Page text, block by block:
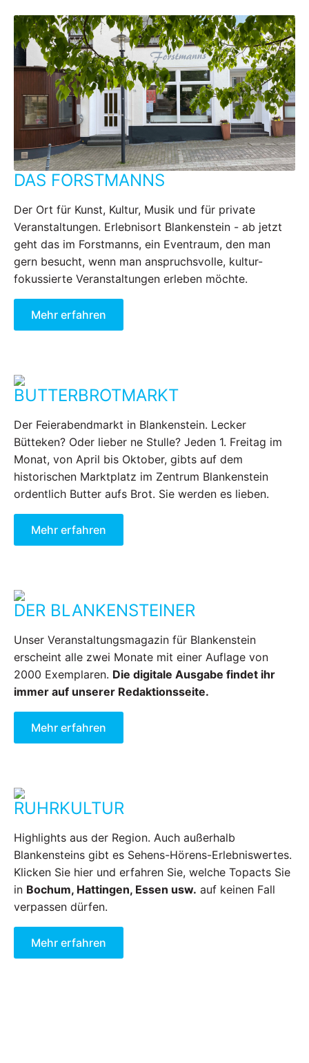
DAS FORSTMANNS
Der Ort für Kunst, Kultur, Musik und für private
Veranstaltungen. Erlebnisort Blankenstein - ab jetzt
geht das im Forstmanns, ein Eventraum, den man
gern besucht, wenn man anspruchsvolle, kultur-
fokussierte Veranstaltungen erleben möchte.
Mehr erfahren
BUTTERBROTMARKT
Der Feierabendmarkt in Blankenstein. Lecker
Bütteken? Oder lieber ne Stulle? Jeden 1. Freitag im
Monat, von April bis Oktober, gibts auf dem
historischen Marktplatz im Zentrum Blankenstein
ordentlich Butter aufs Brot. Sie werden es lieben.
Mehr erfahren
DER BLANKENSTEINER
Unser Veranstaltungsmagazin für Blankenstein
erscheint alle zwei Monate mit einer Auflage von
2000 Exemplaren. Die digitale Ausgabe findet ihr
immer auf unserer Redaktionsseite.
Mehr erfahren
RUHRKULTUR
Highlights aus der Region. Auch außerhalb
Blankensteins gibt es Sehens-Hörens-Erlebniswertes.
Klicken Sie hier und erfahren Sie, welche Topacts Sie
in Bochum, Hattingen, Essen usw. auf keinen Fall
verpassen dürfen.
Mehr erfahren